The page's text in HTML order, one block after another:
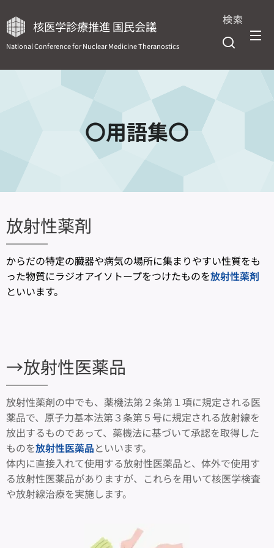
核医学診療推進 国民会議
National Conference for Nuclear Medicine Theranostics
検索
〇用語集〇
放射性薬剤
からだの特定の臓器や病気の場所に集まりやすい性質をも
った物質にラジオアイソトープをつけたものを放射性薬剤
といいます。
→放射性医薬品
放射性薬剤の中でも、薬機法第２条第１項に規定される医
薬品で、原子力基本法第３条第５号に規定される放射線を
放出するものであって、薬機法に基づいて承認を取得した
ものを放射性医薬品といいます。
体内に直接入れて使用する放射性医薬品と、体外で使用す
る放射性医薬品がありますが、これらを用いて核医学検査
や放射線治療を実施します。